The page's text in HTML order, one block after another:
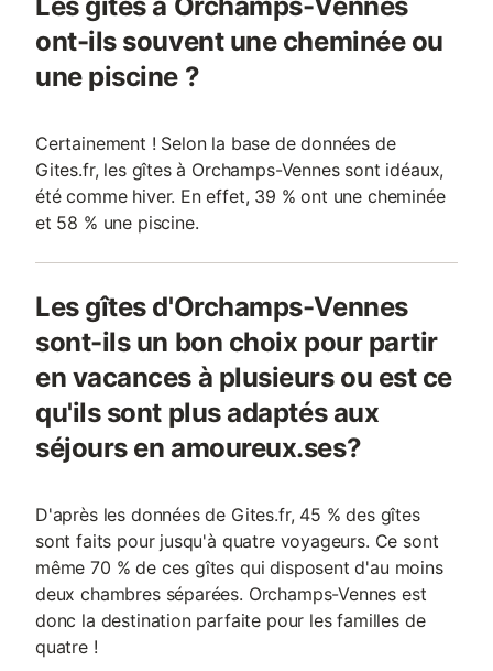
ont-ils souvent une cheminée ou
une piscine ?
Certainement ! Selon la base de données de
Gites.fr, les gîtes à Orchamps-Vennes sont idéaux,
été comme hiver. En effet, 39 % ont une cheminée
et 58 % une piscine.
Les gîtes d'Orchamps-Vennes
sont-ils un bon choix pour partir
en vacances à plusieurs ou est ce
qu'ils sont plus adaptés aux
séjours en amoureux.ses?
D'après les données de Gites.fr, 45 % des gîtes
sont faits pour jusqu'à quatre voyageurs. Ce sont
même 70 % de ces gîtes qui disposent d'au moins
deux chambres séparées. Orchamps-Vennes est
donc la destination parfaite pour les familles de
quatre !